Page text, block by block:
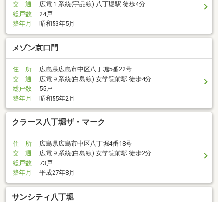
交 通
広電１系統(宇品線) 八丁堀駅 徒歩4分
総戸数
24戸
築年月
昭和53年5月
メゾン京口門
住 所
広島県広島市中区八丁堀5番22号
交 通
広電９系統(白島線) 女学院前駅 徒歩4分
総戸数
55戸
築年月
昭和55年2月
クラース八丁堀ザ・マーク
住 所
広島県広島市中区八丁堀4番18号
交 通
広電９系統(白島線) 女学院前駅 徒歩2分
総戸数
73戸
築年月
平成27年8月
サンシティ八丁堀